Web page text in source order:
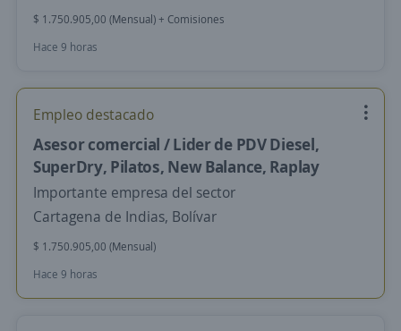
$ 1.750.905,00 (Mensual) + Comisiones
Hace 9 horas
Empleo destacado
Asesor comercial / Lider de PDV Diesel,
SuperDry, Pilatos, New Balance, Raplay
Importante empresa del sector
Cartagena de Indias, Bolívar
$ 1.750.905,00 (Mensual)
Hace 9 horas